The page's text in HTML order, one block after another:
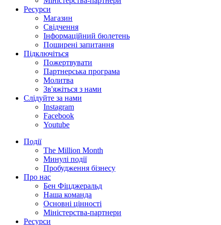
Ресурси
Магазин
Свідчення
Інформаційний бюлетень
Поширені запитання
Підключіться
Пожертвувати
Партнерська програма
Молитва
Зв'яжіться з нами
Слідуйте за нами
Instagram
Facebook
Youtube
Події
The Million Month
Минулі події
Пробудження бізнесу
Про нас
Бен Фіцджеральд
Наша команда
Основні цінності
Міністерства-партнери
Ресурси